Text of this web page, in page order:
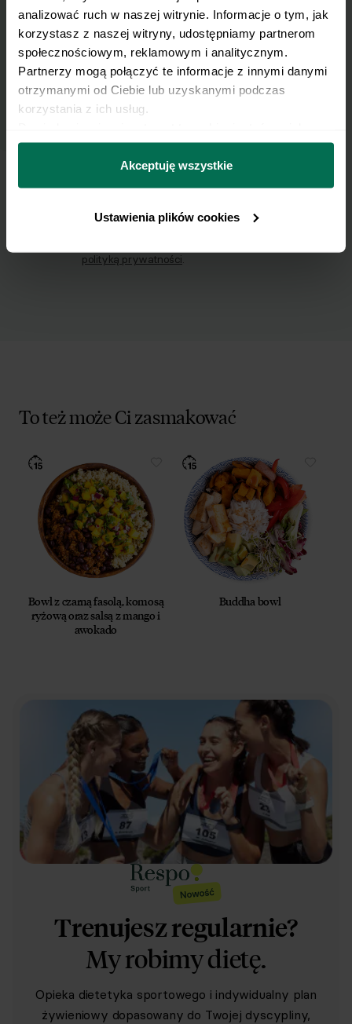
analizować ruch w naszej witrynie. Informacje o tym, jak
korzystasz z naszej witryny, udostępniamy partnerom
społecznościowym, reklamowym i analitycznym.
Partnerzy mogą połączyć te informacje z innymi danymi
otrzymanymi od Ciebie lub uzyskanymi podczas
korzystania z ich usług.
można się z nami skontaktować i w jaki sposób
przetwarzamy dane osobowe w ramach
prywatności.
Akceptuję wszystkie
Ustawienia plików cookies
Zapisz się do naszego Newslettera
Imię
Email
danych osobowych w celu otrzymywania
polityką prywatności.
To też może Ci zasmakować
Bowl z czarną fasolą, komosą
ryżową oraz salsą z mango i
awokado
Buddha bowl
Trenujesz regularnie?
My robimy dietę.
Opieka dietetyka sportowego i indywidualny plan
żywieniowy dopasowany do Twojej dyscypliny,